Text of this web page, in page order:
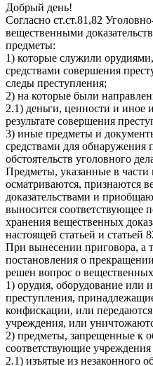
Добрый день!
Согласно ст.ст.81,82
вещественными
предметы:
1) которые служили
средствами совершения
следы преступления;
2) на которые были
2.1) деньги, ценности и иное
результате совершения
3) иные предметы и
средствами для обнаружения
обстоятельств уголовного
Предметы, указанные в части
осматриваются, признаются
доказательствами и
выносится соответствующее
хранения вещественных
настоящей статьей и статьей
При вынесении приговора, а
постановления о
решен вопрос о
1) орудия, оборудование или
преступления,
конфискации, или
учреждения, или
2) предметы, запрещенные к
соответствующие
2.1) изъятые из незаконного